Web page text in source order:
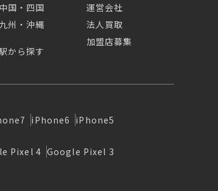
中国・四国
九州・沖縄
から探す
運営会社
法人買取
加盟店募集
iPhone6 iPhone5
Pixel 4 Google Pixel 3